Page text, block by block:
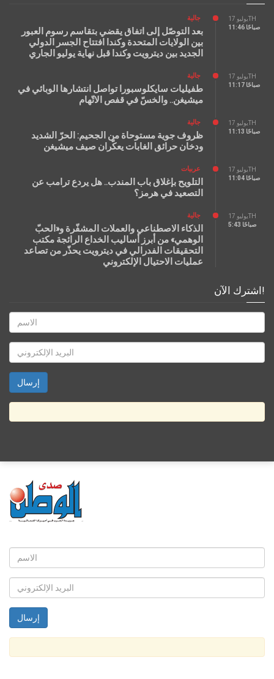
يوليو 17TH
11:46 صباحًا
جالية
بعد التوصّل إلى اتفاق يقضي بتقاسم رسوم العبور
بين الولايات المتحدة وكندا افتتاح الجسر الدولي
الجديد بين ديترويت وكندا قبل نهاية يوليو الجاري
يوليو 17TH
11:17 صباحًا
جالية
طفيليات سايكلوسبورا تواصل انتشارها الوبائي في
ميشيغن.. والخسّ في قفص الاتّهام
يوليو 17TH
11:13 صباحًا
جالية
ظروف جوية مستوحاة من الجحيم: الحرّ الشديد
ودخان حرائق الغابات يعكّران صيف ميشيغن
يوليو 17TH
11:04 صباحًا
عربيات
التلويح بإغلاق باب المندب.. هل يردع ترامب عن
التصعيد في هرمز؟
يوليو 17TH
5:43 صباحًا
جالية
الذكاء الاصطناعي والعملات المشفّرة و«الحبّ
الوهمي» من أبرز أساليب الخداع الرائجة مكتب
التحقيقات الفدرالي في ديترويت يحذّر من تصاعد
عمليات الاحتيال الإلكتروني
اشترك الآن!